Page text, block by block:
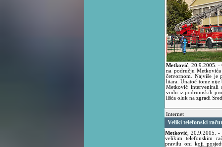
Metković ,20.9.2005.-
na području
četvornom. Najviše je
litara. Unatoč tome nije
Metković intervenirali
vodu iz podrumskih
lišća oluk na zgradi
Internet
Veliki telefonski
Metković ,20.9.2005.-
velikim telefonskim
pravilu oni koji